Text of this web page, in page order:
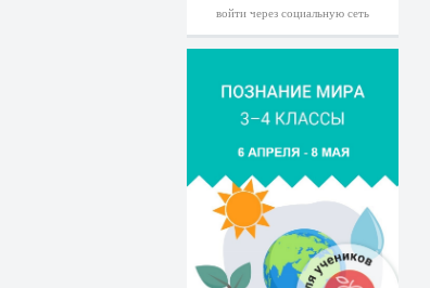
войти через социальную сеть